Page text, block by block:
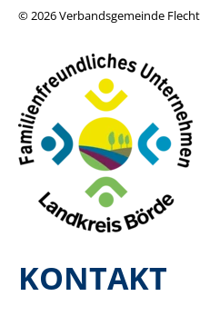
© 2026Verbandsgemeinde
KONTAKT